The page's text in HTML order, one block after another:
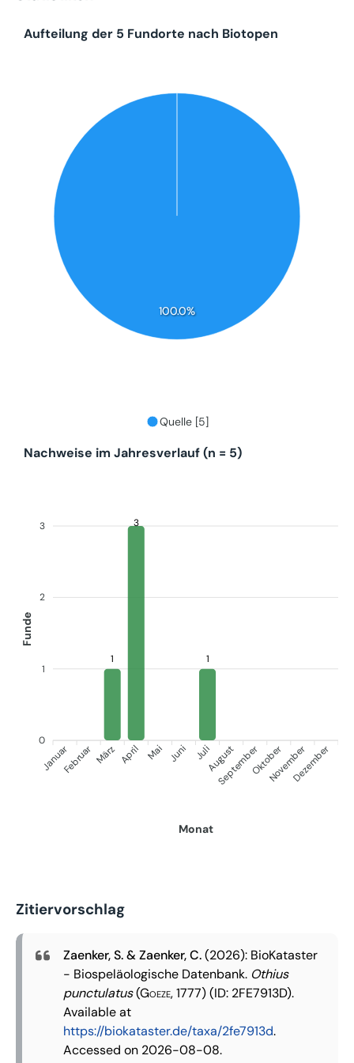
100.0%
Aufteilung der 5 Fundorte nach Biotopen
Quelle [5]
Nachweise im Jahresverlauf (n = 5)
3
2
1
0
Funde
1
3
1
JanuarFebruar März April Mai Juni JuliAugust
SeptemberOktoberNovemberDezember
Monat
Zitiervorschlag
Zaenker, S. & Zaenker, C.(2026): BioKataster
- Biospeläologische Datenbank. Othius
punctulatus(Goeze, 1777)(ID: 2FE7913D).
Available at
https://biokataster.de/taxa/2fe7913d.
Accessed on 2026-08-08.